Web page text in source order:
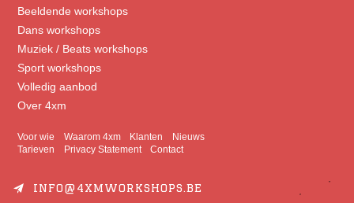
Beeldende workshops
Dans workshops
Muziek / Beats workshops
Sport workshops
Volledig aanbod
Over 4xm
Voor wie Waarom 4xm Klanten
Nieuws
Tarieven
Privacy Statement Contact
INFO@4XMWORKSHOPS.BE